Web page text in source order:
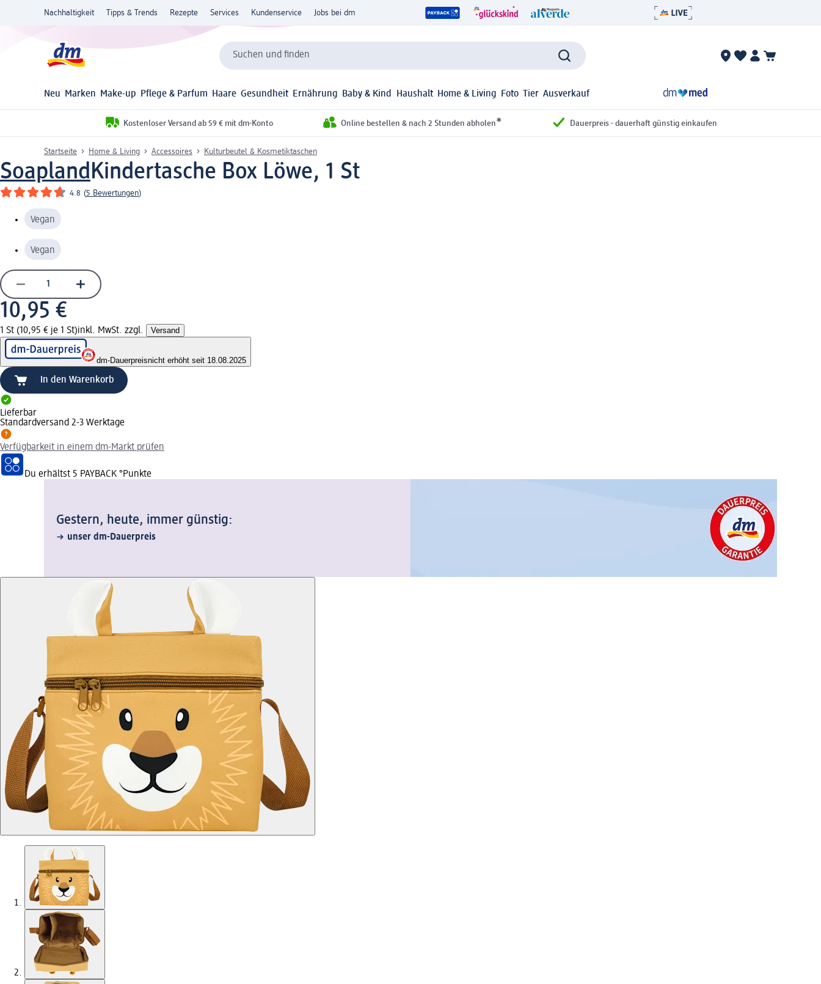
Nachhaltigkeit Tipps & Trends Rezepte Services Kundenservice Jobs bei dm
Suchen und finden
Neu Marken Make-up Pflege & Parfum Haare Gesundheit Ernährung Baby & Kind Haushalt Home & Living Foto Tier Ausverkauf
Kostenloser Versand ab 59 € mit dm-Konto Online bestellen & nach 2 Stunden abholen* Dauerpreis - dauerhaft günstig einkaufen
Startseite Home & Living Accessoires Kulturbeutel & Kosmetiktaschen
SoaplandKindertasche Box Löwe, 1 St
4.8 (5 Bewertungen)
Vegan
Vegan
10,95 €
1 St (10,95 € je 1 St)inkl. MwSt. zzgl. Versand
dm-Dauerpreisnicht erhöht seit 18.08.2025
In den Warenkorb
Lieferbar
Standardversand 2-3 Werktage
Verfügbarkeit in einem dm-Markt prüfen
Du erhältst 5 PAYBACK °Punkte
Gestern, heute, immer günstig:
unser dm-Dauerpreis